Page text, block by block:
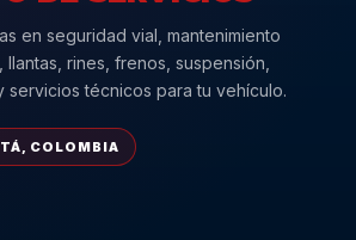
en seguridad vial, mantenimiento
llantas, rines, frenos, suspensión,
servicios técnicos para tu vehículo.
COLOMBIA